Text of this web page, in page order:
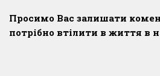
Просимо Вас залишати
потрібно втілити в життя в